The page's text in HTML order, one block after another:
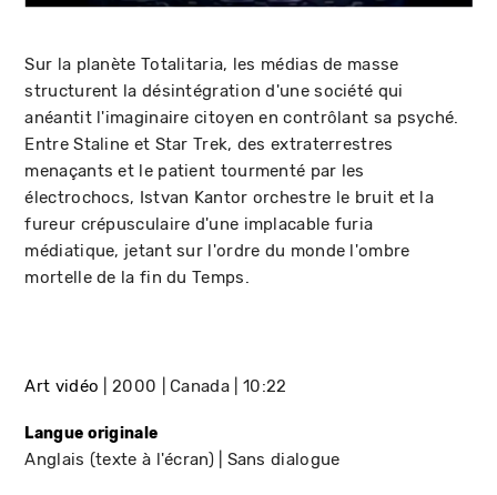
Sur la planète Totalitaria, les médias de masse
structurent la désintégration d'une société qui
anéantit l'imaginaire citoyen en contrôlant sa psyché.
Entre Staline et Star Trek, des extraterrestres
menaçants et le patient tourmenté par les
électrochocs, Istvan Kantor orchestre le bruit et la
fureur crépusculaire d'une implacable furia
médiatique, jetant sur l'ordre du monde l'ombre
mortelle de la fin du Temps.
Art vidéo 2000 Canada 10:22
Langue originale
Anglais (texte à l'écran) Sans dialogue